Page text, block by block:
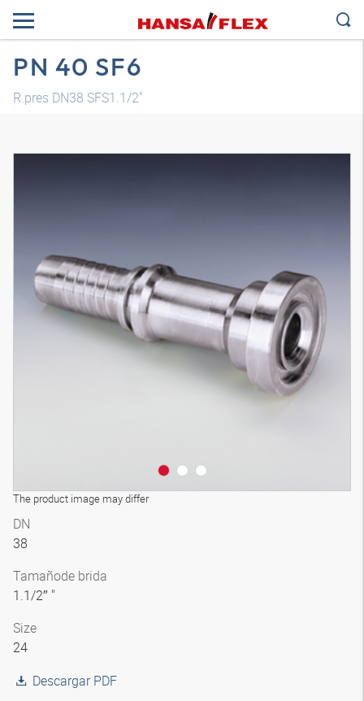
PN 40 SF6
R.pres DN38 SFS1.1/2"
The product image may differ
Modelo 3D
DN
38
Tamañode brida
1.1/2″ "
Size
24
Descargar PDF